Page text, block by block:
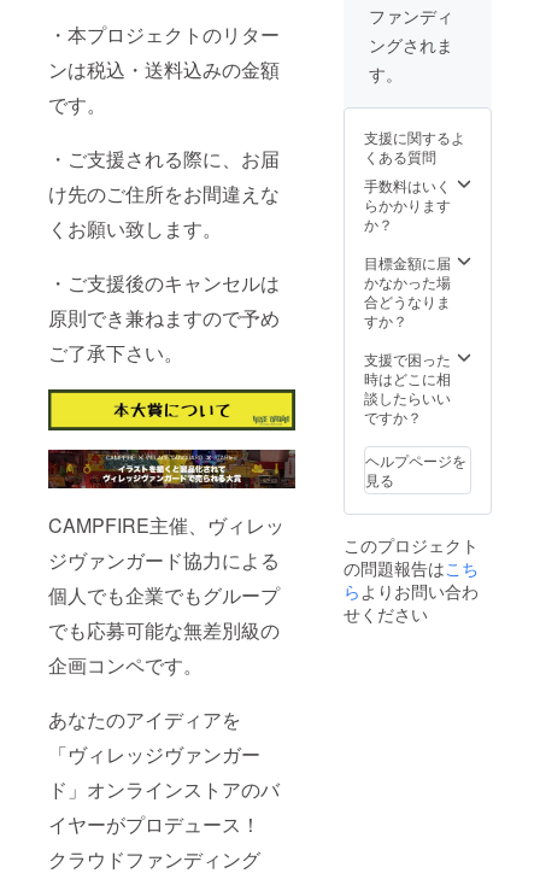
・本プロジェクトのリター
ンは税込・送料込みの金額
です。
・ご支援される際に、お届
け先のご住所をお間違えな
くお願い致します。
・ご支援後のキャンセルは
原則でき兼ねますので予め
ご了承下さい。
CAMPFIRE主催、ヴィレッ
ジヴァンガード協⼒による
個⼈でも企業でもグループ
でも応募可能な無差別級の
企画コンペです。
あなたのアイディアを
「ヴィレッジヴァンガー
ド」オンラインストアのバ
イヤーがプロデュース！
クラウドファンディング
ファンディ
ングされま
す。
支援に関するよ
くある質問
手数料はいく
らかかります
か？
目標金額に届
かなかった場
合どうなりま
すか？
支援で困った
時はどこに相
談したらいい
ですか？
ヘルプページを
見る
このプロジェクト
の問題報告はこち
ら よりお問い合わ
せください